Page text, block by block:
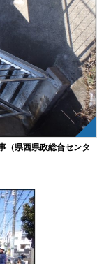
（県西県政総合センタ